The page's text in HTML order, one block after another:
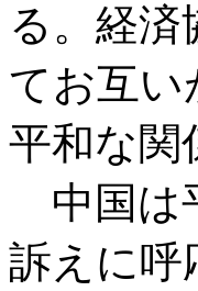
る。経
てお互い
平和な関
中国は
訴えに呼